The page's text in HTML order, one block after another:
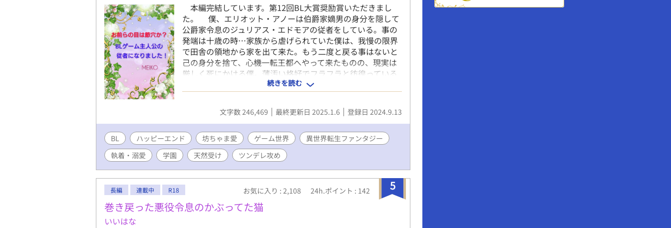
本編完結しています。第12回BL大賞奨励賞いただきまし
た。 僕、エリオット・アノーは伯爵家嫡男の身分を隠して
公爵家令息のジュリアス・エドモアの従者をしている。事の
発端は十歳の時…家族から虐げられていた僕は、我慢の限界
で田舎の領地から家を出て来た。もう二度と戻る事はないと
己の身分を捨て、心機一転王都へやって来たものの、現実は
厳しく死にかける僕。薄汚い格好でフラフラと彷徨っている
所を救ってくれたのが完璧貴公子ジュリアスだ。だけど初め
て会った時、不思議な感覚を覚える。えっ、このジュリアス
って人…会ったことなかったっけ？その瞬間突然閃く！
「ここって…もしかして、BLゲームの世界じゃない？おまけ
の中の名も無き登場人物に転生してしまっていた僕は、命の
恩人である坊ちゃまを幸せにしようと奔走する。そして大好
きなゲームのイベントも近くで楽しんじゃうもんね〜ワック
ワク！ だけど何で…全然シナリオ通りじゃないんですけ
ど。坊ちゃまってば、僕のこと大好き過ぎない？ ※貴族的
表現を使っていますが、別の世界です。ですのでそれにのっ
とっていない事がありますがご了承下さい。
続きを読む
文字数 246,469 最終更新日 2025.1.6 登録日 2024.9.13
BL ハッピーエンド 坊ちゃま愛 ゲーム世界
異世界転生ファンタジー
執着・溺愛
学園 天然受け ツンデレ攻め
5
長編 連載中 R18 お気に入り : 2,108 24h.ポイント : 142
巻き戻った悪役令息のかぶってた猫
いいはな